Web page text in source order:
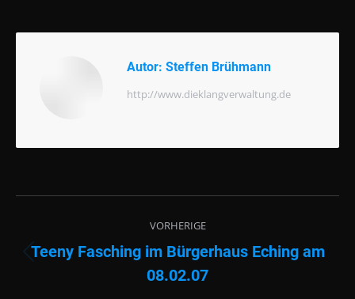
Autor: Steffen Brühmann
http://www.dieklangverwaltung.de
VORHERIGE
Vorheriger
Beitrag:
Teeny Fasching im Bürgerhaus Eching am
08.02.07